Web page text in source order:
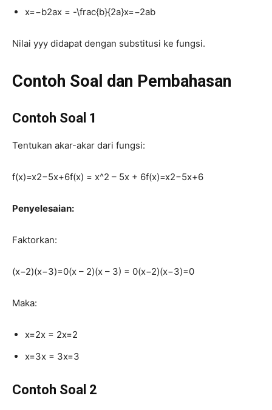
x=−b2ax = -\frac{b}{2a}x=−2ab
Nilai yyy didapat dengan substitusi ke fungsi.
Contoh Soal dan Pembahasan
Contoh Soal 1
Tentukan akar-akar dari fungsi:
f(x)=x2−5x+6f(x) = x^2 – 5x + 6f(x)=x2−5x+6
Penyelesaian:
Faktorkan:
(x−2)(x−3)=0(x – 2)(x – 3) = 0(x−2)(x−3)=0
Maka:
x=2x = 2x=2
x=3x = 3x=3
Contoh Soal 2